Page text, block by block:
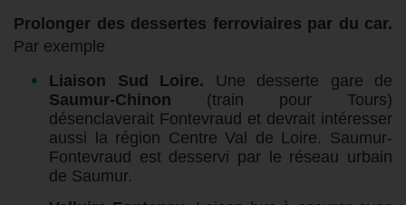
Prolonger des dessertes ferroviaires par du car.
Par exemple
Liaison Sud Loire. Une desserte gare de
Saumur-Chinon (train pour Tours)
désenclaverait Fontevraud et devrait intéresser
aussi la région Centre Val de Loire. Saumur-
Fontevraud est desservi par le réseau urbain
de Saumur.